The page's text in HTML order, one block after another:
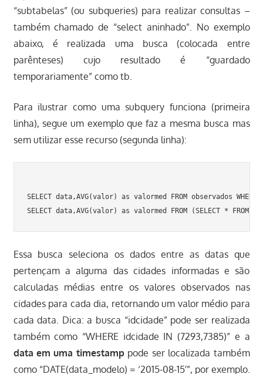
“subtabelas” (ou subqueries) para realizar consultas –
também chamado de “select aninhado”. No exemplo
abaixo, é realizada uma busca (colocada entre
parênteses) cujo resultado é “guardado
temporariamente” como tb.
Para ilustrar como uma subquery funciona (primeira
linha), segue um exemplo que faz a mesma busca mas
sem utilizar esse recurso (segunda linha):
SELECT data,AVG(valor) as valormed FROM observados
Essa busca seleciona os dados entre as datas que
pertençam a alguma das cidades informadas e são
calculadas médias entre os valores observados nas
cidades para cada dia, retornando um valor médio para
cada data. Dica: a busca “idcidade” pode ser realizada
também como “WHERE idcidade IN (7293,7385)” e a
data em uma timestamppode ser localizada também
como “DATE(data_modelo) = ‘2015-08-15′”, por exemplo.